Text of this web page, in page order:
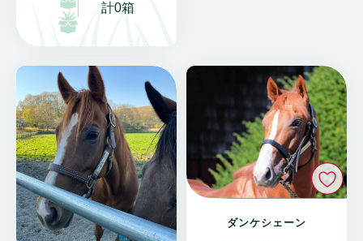
計0箱
い
ダンケシェーン